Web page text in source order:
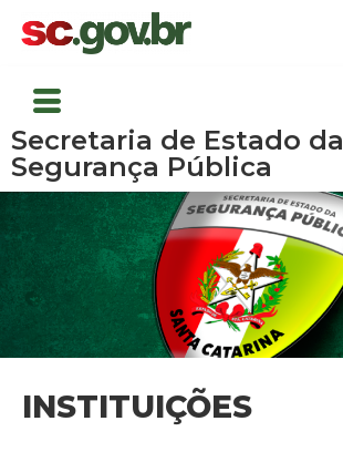
Secretaria de Estado da
Segurança Pública
INSTITUIÇÕES